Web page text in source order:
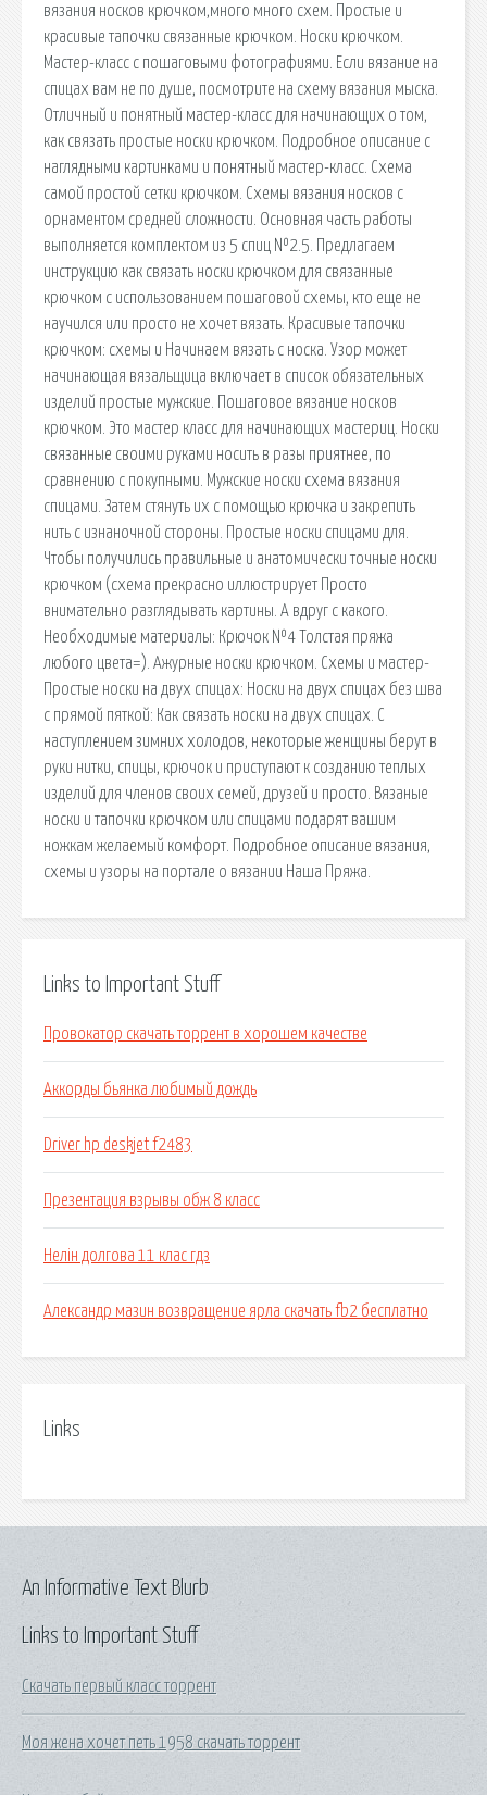
вязания носков крючком,много много схем. Простые и
красивые тапочки связанные крючком. Носки крючком.
Мастер-класс с пошаговыми фотографиями. Если вязание на
спицах вам не по душе, посмотрите на схему вязания мыска.
Отличный и понятный мастер-класс для начинающих о том,
как связать простые носки крючком. Подробное описание с
наглядными картинками и понятный мастер-класс. Схема
самой простой сетки крючком. Схемы вязания носков с
орнаментом средней сложности. Основная часть работы
выполняется комплектом из 5 спиц №2.5. Предлагаем
инструкцию как связать носки крючком для связанные
крючком с использованием пошаговой схемы, кто еще не
научился или просто не хочет вязать. Красивые тапочки
крючком: схемы и Начинаем вязать с носка. Узор может
начинающая вязальщица включает в список обязательных
изделий простые мужские. Пошаговое вязание носков
крючком. Это мастер класс для начинающих мастериц. Носки
связанные своими руками носить в разы приятнее, по
сравнению с покупными. Мужские носки схема вязания
спицами. Затем стянуть их с помощью крючка и закрепить
нить с изнаночной стороны. Простые носки спицами для.
Чтобы получились правильные и анатомически точные носки
крючком (схема прекрасно иллюстрирует Просто
внимательно разглядывать картины. А вдруг с какого.
Необходимые материалы: Крючок №4 Толстая пряжа
любого цвета=). Ажурные носки крючком. Схемы и мастер-
Простые носки на двух спицах: Носки на двух спицах без шва
с прямой пяткой: Как связать носки на двух спицах. С
наступлением зимних холодов, некоторые женщины берут в
руки нитки, спицы, крючок и приступают к созданию теплых
изделий для членов своих семей, друзей и просто. Вязаные
носки и тапочки крючком или спицами подарят вашим
ножкам желаемый комфорт. Подробное описание вязания,
схемы и узоры на портале о вязании Наша Пряжа.
Links to Important Stuff
Провокатор скачать торрент в хорошем качестве
Аккорды бьянка любимый дождь
Driver hp deskjet f2483
Презентация взрывы обж 8 класс
Нелін долгова 11 клас гдз
Александр мазин возвращение ярла скачать fb2 бесплатно
Links
Links to Important Stuff
Скачать первый класс торрент
Моя жена хочет петь 1958 скачать торрент
An Informative Text Blurb